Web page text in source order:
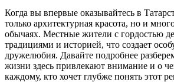
Когда вы впервые оказывайтесь в
только архитектурная красота, но и
обычаях. Местные жители с гордостью
традициями и историей, что создает
дружелюбия. Давайте подробнее
жизни здесь привлекают внимание и о
каждому, кто хочет глубже понять этот